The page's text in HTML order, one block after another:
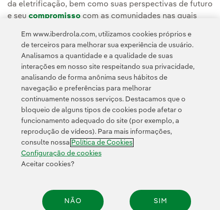
da eletrificação, bem como suas perspectivas de futuro
e seu compromisso com as comunidades nas quais
Política de Privacidade Informação legal
Transparência no uso da IA Política de cookies Configuração de cookies
Acessibilidade Canal de denúncias
© 2026 Iberdrola, S.A. Todos os direitos reservados.
Em www.iberdrola.com, utilizamos cookies próprios e
de terceiros para melhorar sua experiência de usuário.
Analisamos a quantidade e a qualidade de suas
interações em nosso site respeitando sua privacidade,
analisando de forma anônima seus hábitos de
navegação e preferências para melhorar
continuamente nossos serviços. Destacamos que o
bloqueio de alguns tipos de cookies pode afetar o
funcionamento adequado do site (por exemplo, a
reprodução de vídeos). Para mais informações,
consulte nossa Política de Cookies
Configuração de cookies
Aceitar cookies?
NÃO SIM